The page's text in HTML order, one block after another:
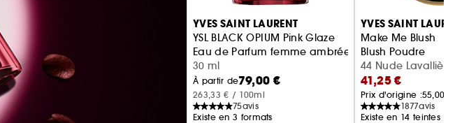
Ignorer le carrousel produits
YVES SAINT LAURENT
YSL BLACK OPIUM Pink Glaze
Eau de Parfum femme ambrée florale & note de
30 ml
À partir de79,00 €
263,33 € / 100ml
75avis
Existe en 3 formats
YVES SAINT
Make Me Blush
Blush Poudre
44 Nude
41,25 €
Prix d'origine :55,00 €
1877avis
Existe en 14 teintes